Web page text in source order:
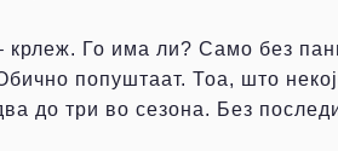
крлеж. Го има ли? Само без
попуштаат. Тоа, што
до три во сезона. Без